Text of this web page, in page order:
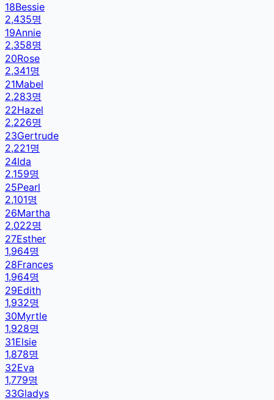
18Bessie
2,435명
19Annie
2,358명
20Rose
2,341명
21Mabel
2,283명
22Hazel
2,226명
23Gertrude
2,221명
24Ida
2,159명
25Pearl
2,101명
26Martha
2,022명
27Esther
1,964명
28Frances
1,964명
29Edith
1,932명
30Myrtle
1,928명
31Elsie
1,878명
32Eva
1,779명
33Gladys